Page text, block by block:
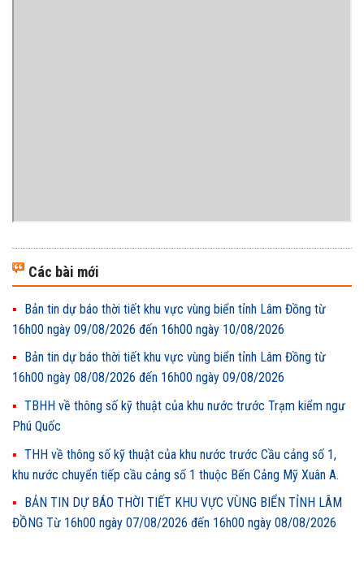
Các bài mới
Bản tin dự báo thời tiết khu vực vùng biển tỉnh Lâm Đồng từ
16h00 ngày 09/08/2026 đến 16h00 ngày 10/08/2026
Bản tin dự báo thời tiết khu vực vùng biển tỉnh Lâm Đồng từ
16h00 ngày 08/08/2026 đến 16h00 ngày 09/08/2026
TBHH về thông số kỹ thuật của khu nước trước Trạm kiểm ngư
Phú Quốc
THH về thông số kỹ thuật của khu nước trước Cầu cảng số 1,
khu nước chuyển tiếp cầu cảng số 1 thuộc Bến Cảng Mỹ Xuân A.
BẢN TIN DỰ BÁO THỜI TIẾT KHU VỰC VÙNG BIỂN TỈNH LÂM
ĐỒNG Từ 16h00 ngày 07/08/2026 đến 16h00 ngày 08/08/2026